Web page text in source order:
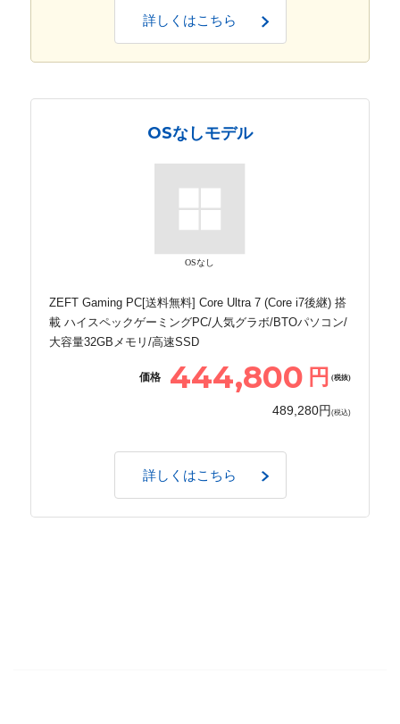
詳しくはこちら
OSなしモデル
OSなし
ZEFT Gaming PC[送料無料] Core Ultra 7 (Core i7後継) 搭
載 ハイスペックゲーミングPC/人気グラボ/BTOパソコン/
大容量32GBメモリ/高速SSD
価格 444,800 円 (税抜)
489,280円 (税込)
詳しくはこちら